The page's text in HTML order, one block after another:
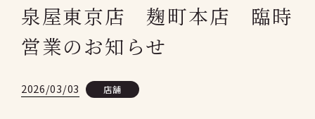
News
Contact
泉屋東京店 麹町本店 臨時
営業のお知らせ
2026/03/03 店舗